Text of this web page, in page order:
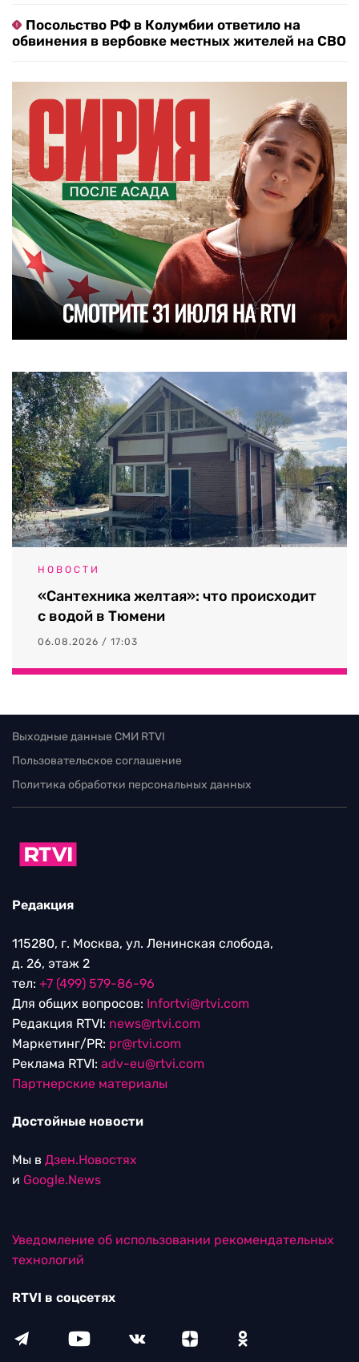
Посольство РФ в Колумбии ответило на
обвинения в вербовке местных жителей на СВО
НОВОСТИ
«Сантехника желтая»: что происходит
с водой в Тюмени
06.08.2026 / 17:03
Выходные данные СМИ RTVI
Пользовательское соглашение
Политика обработки персональных данных
Редакция
115280, г. Москва, ул. Ленинская слобода,
д. 26, этаж 2
тел: +7 (499) 579-86-96
Для общих вопросов: Infortvi@rtvi.com
Редакция RTVI: news@rtvi.com
Маркетинг/PR: pr@rtvi.com
Реклама RTVI: adv-eu@rtvi.com
Партнерские материалы
Достойные новости
Мы в Дзен.Новостях
и Google.News
Уведомление об использовании рекомендательных
технологий
RTVI в соцсетях